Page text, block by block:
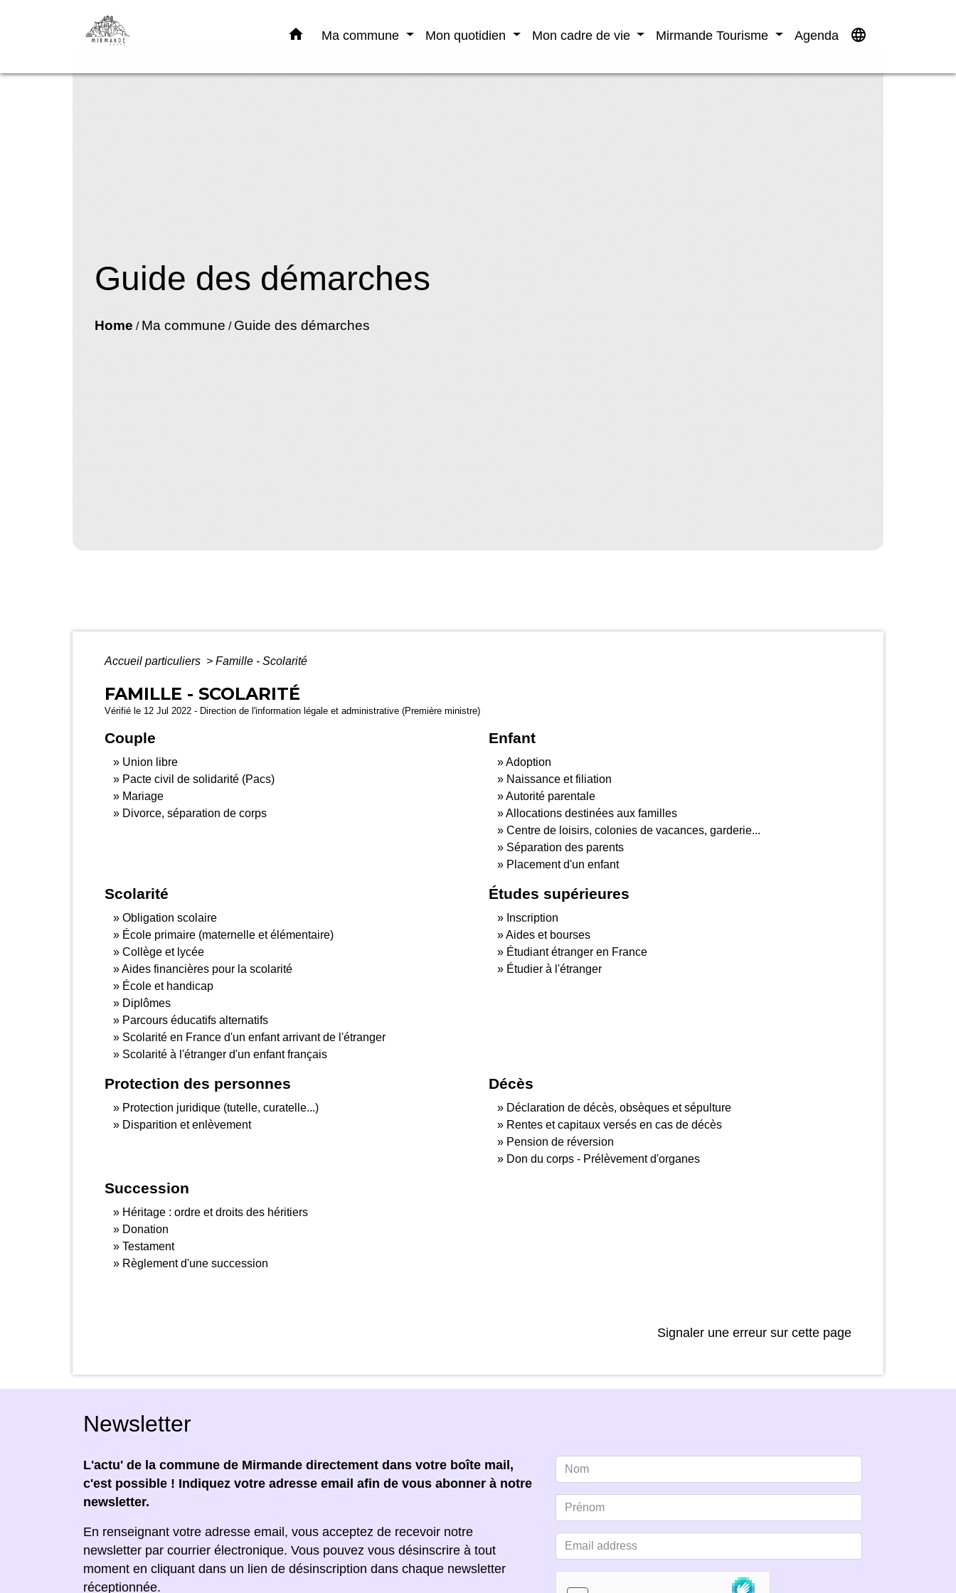
home Ma commune Mon quotidien Mon cadre de vie Mirmande Tourisme Agenda language
Guide des démarches
Home / Ma commune / Guide des démarches
Accueil particuliers > Famille - Scolarité
FAMILLE - SCOLARITÉ
Vérifié le 12 Jul 2022 - Direction de l'information légale et administrative (Première ministre)
Couple
Union libre
Pacte civil de solidarité (Pacs)
Mariage
Divorce, séparation de corps
Enfant
Adoption
Naissance et filiation
Autorité parentale
Allocations destinées aux familles
Centre de loisirs, colonies de vacances, garderie...
Séparation des parents
Placement d'un enfant
Scolarité
Obligation scolaire
École primaire (maternelle et élémentaire)
Collège et lycée
Aides financières pour la scolarité
École et handicap
Diplômes
Parcours éducatifs alternatifs
Scolarité en France d'un enfant arrivant de l'étranger
Scolarité à l'étranger d'un enfant français
Études supérieures
Inscription
Aides et bourses
Étudiant étranger en France
Étudier à l'étranger
Protection des personnes
Protection juridique (tutelle, curatelle...)
Disparition et enlèvement
Décès
Déclaration de décès, obsèques et sépulture
Rentes et capitaux versés en cas de décès
Pension de réversion
Don du corps - Prélèvement d'organes
Succession
Héritage : ordre et droits des héritiers
Donation
Testament
Règlement d'une succession
Signaler une erreur sur cette page
Newsletter
L'actu' de la commune de Mirmande directement dans votre boîte mail,
c'est possible ! Indiquez votre adresse email afin de vous abonner à notre
newsletter.
En renseignant votre adresse email, vous acceptez de recevoir notre
newsletter par courrier électronique. Vous pouvez vous désinscrire à tout
moment en cliquant dans un lien de désinscription dans chaque newsletter
réceptionnée.